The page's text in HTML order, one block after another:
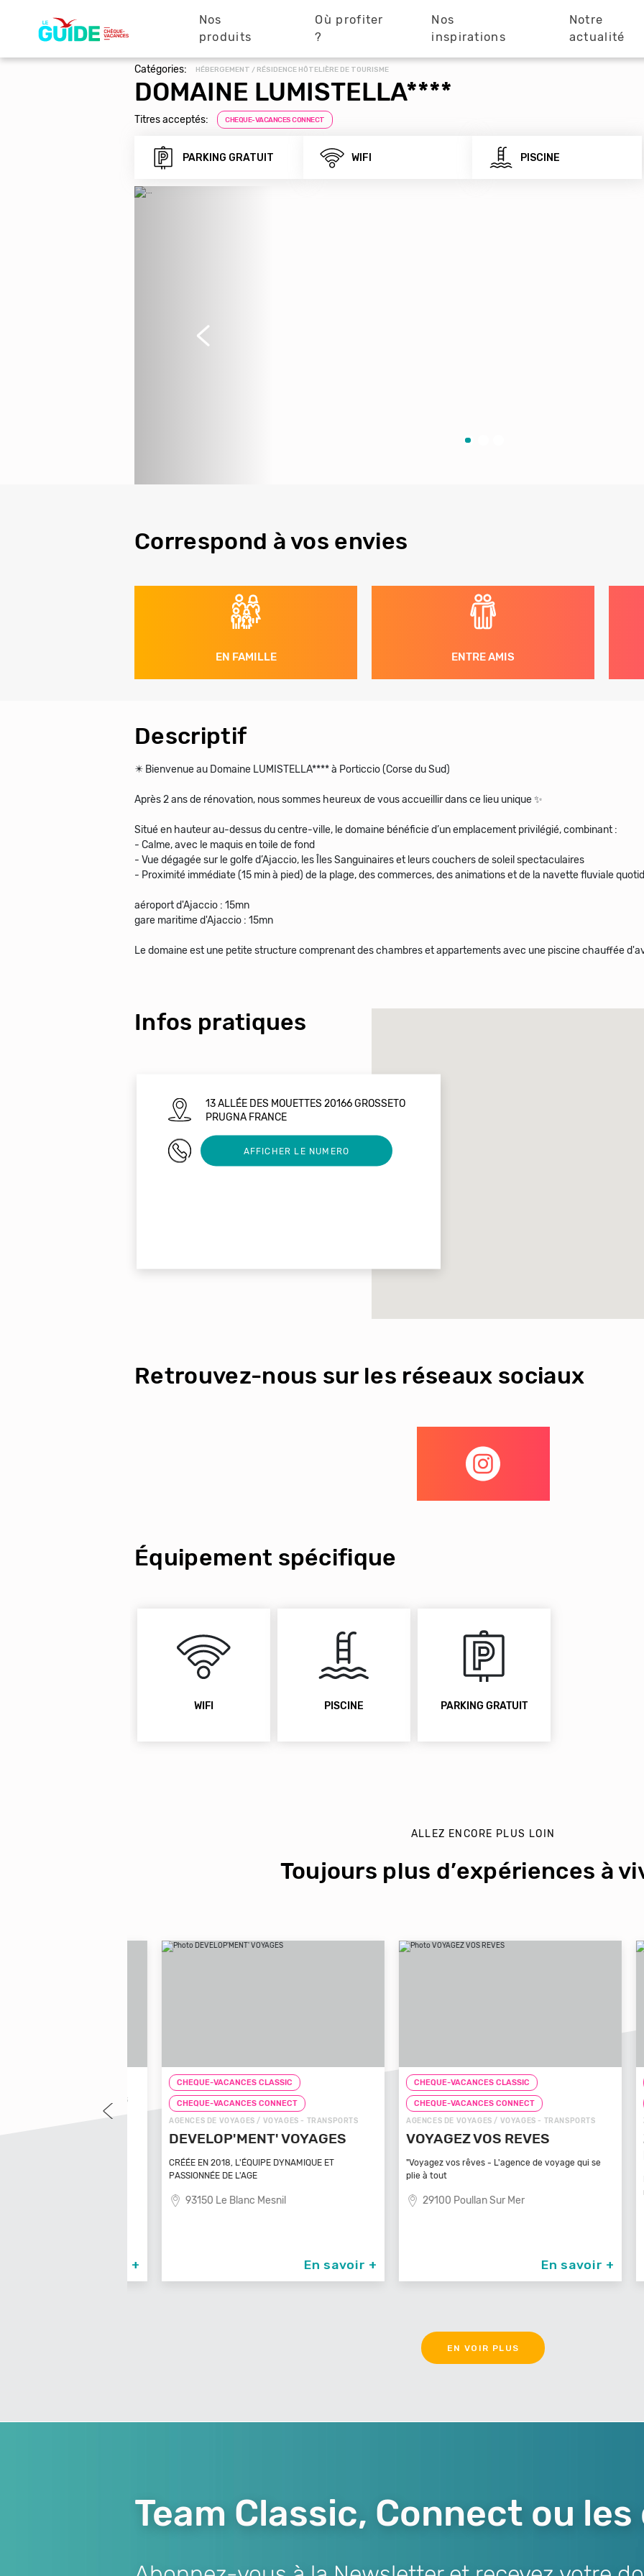
principale
Nos
produits
Où profiter
?
Nos
inspirations
Notre
actualité
Catégories: HÉBERGEMENT / RÉSIDENCE HÔTELIÈRE DE TOURISME
DOMAINE LUMISTELLA****
Titres acceptés: CHEQUE-VACANCES CONNECT
PARKING GRATUIT WIFI PISCINE
Précédent
Correspond à vos envies
EN FAMILLE ENTRE AMIS
Descriptif
✴️ Bienvenue au Domaine LUMISTELLA**** à Porticcio (Corse du Sud)
Après 2 ans de rénovation, nous sommes heureux de vous accueillir dans ce lieu unique ✨
Situé en hauteur au-dessus du centre-ville, le domaine bénéficie d’un emplacement privilégié, combinant :
- Calme, avec le maquis en toile de fond
- Vue dégagée sur le golfe d’Ajaccio, les Îles Sanguinaires et leurs couchers de soleil spectaculaires
- Proximité immédiate (15 min à pied) de la plage, des commerces, des animations et de la navette fluviale
aéroport d'Ajaccio : 15mn
gare maritime d'Ajaccio : 15mn
Le domaine est une petite structure comprenant des chambres et appartements avec une piscine chauffée
Infos pratiques
13 ALLÉE DES MOUETTES 20166 GROSSETO
PRUGNA FRANCE
0685845920AFFICHER LE NUMERO
Équipement spécifique
WIFI PISCINE PARKING GRATUIT
Retrouvez-nous sur les réseaux sociaux
ALLEZ ENCORE PLUS LOIN
Toujours plus d’expériences à
CHEQUE-VACANCES CLASSIC
CHEQUE-VACANCES CONNECT
AGENCES DE VOYAGES / VOYAGES - TRANSPORTS
DEVELOP'MENT' VOYAGES
CRÉÉE EN 2018, L'ÉQUIPE DYNAMIQUE ET
PASSIONNÉE DE L'AGE
93150 Le Blanc Mesnil
En savoir +
CHEQUE-VACANCES CLASSIC
CHEQUE-VACANCES CONNECT
AGENCES DE VOYAGES / VOYAGES - TRANSPORTS
VOYAGEZ VOS REVES
"Voyagez vos rêves - L'agence de voyage qui se
plie à tout
29100 Poullan Sur Mer
En savoir +
EN VOIR PLUS
Team Classic, Connect ou les